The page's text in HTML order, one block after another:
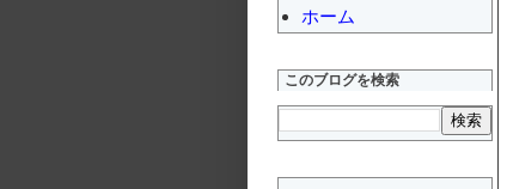
ホーム
このブログを検索